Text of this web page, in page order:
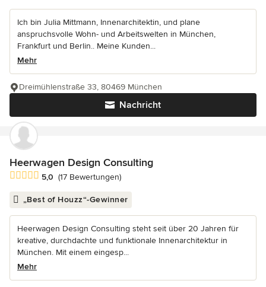
Ich bin Julia Mittmann, Innenarchitektin, und plane
anspruchsvolle Wohn- und Arbeitswelten in München,
Frankfurt und Berlin.. Meine Kunden...
Mehr
Nachricht
Dreimühlenstraße 33, 80469 München
Heerwagen Design Consulting
Durchschnittliche Bewertung: 5 von 5 Sternen
5,0 (17 Bewertungen)
„Best of Houzz“-Gewinner
Heerwagen Design Consulting steht seit über 20 Jahren für
kreative, durchdachte und funktionale Innenarchitektur in
München. Mit einem eingesp...
Mehr